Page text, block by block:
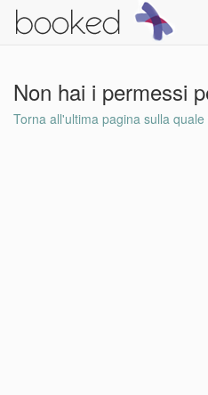
Non hai i permessi
Torna all'ultima pagina sulla